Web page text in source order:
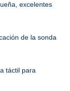
excelentes
de la sonda
táctil para